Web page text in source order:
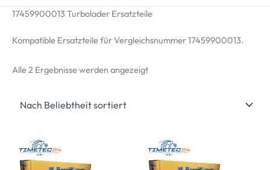
17459900013 Turbolader Ersatzteile
Kompatible Ersatzteile für Vergleichsnummer 17459900013.
Alle 2 Ergebnisse werden angezeigtNach